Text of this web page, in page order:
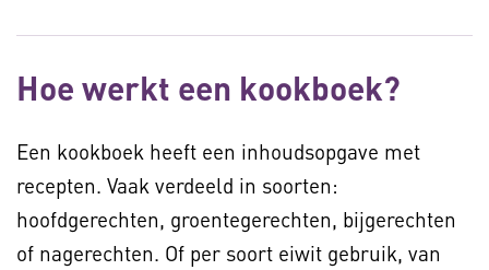
Hoe werkt een kookboek?
Een kookboek heeft een inhoudsopgave met
recepten. Vaak verdeeld in soorten:
hoofdgerechten, groentegerechten, bijgerechten
of nagerechten. Of per soort eiwit gebruik, van